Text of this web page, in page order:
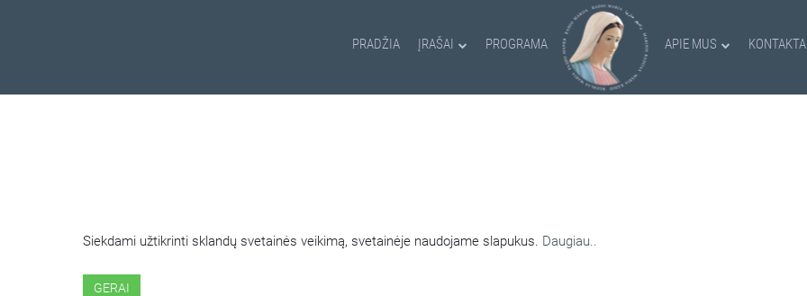
PRADŽIA ĮRAŠAI PROGRAMA APIE MUS
Siekdami užtikrinti sklandų svetainės veikimą, svetainėje naudojame slapukus. Daugiau..
GERAI